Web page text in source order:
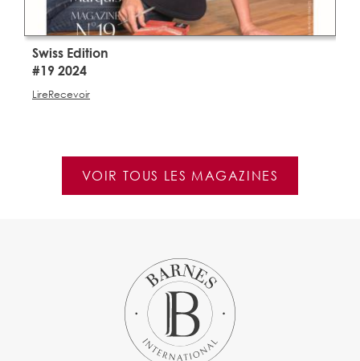
Swiss Edition
#19 2024
LireRecevoir
VOIR TOUS LES MAGAZINES